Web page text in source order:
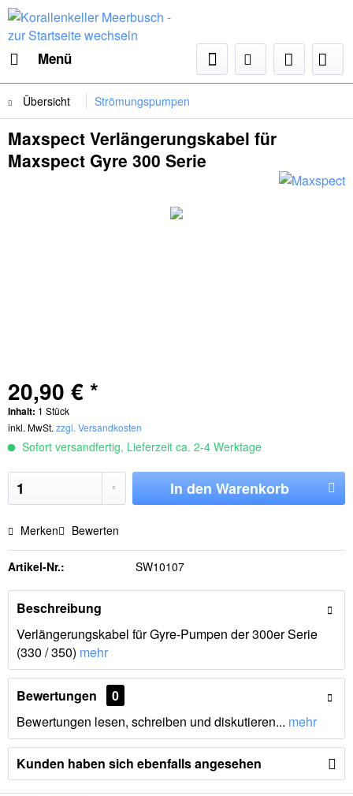
Menü
Übersicht Strömungspumpen
Maxspect Verlängerungskabel für
Maxspect Gyre 300 Serie
20,90 € *
Inhalt: 1 Stück
inkl. MwSt. zzgl. Versandkosten
Sofort versandfertig, Lieferzeit ca. 2-4 Werktage
In den Warenkorb
Merken Bewerten
Artikel-Nr.: SW10107
Beschreibung
Verlängerungskabel für Gyre-Pumpen der 300er Serie
(330 / 350) mehr
Bewertungen
0
Bewertungen lesen, schreiben und diskutieren... mehr
Kunden haben sich ebenfalls angesehen